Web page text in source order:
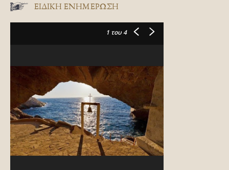
ΕΙΔΙΚΉ ΕΝΗΜΈΡΩΣΗ
1 του 4